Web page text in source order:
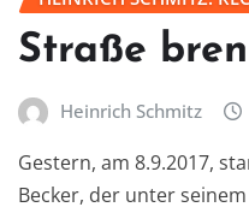
Straße
Heinrich Schmitz
Gestern, am 8.9.2017,
Becker, der unter